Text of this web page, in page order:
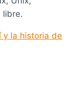
libre.
y la historia de